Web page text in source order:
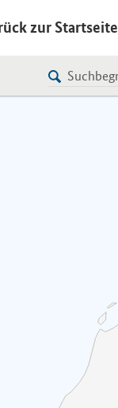
zur Startseite